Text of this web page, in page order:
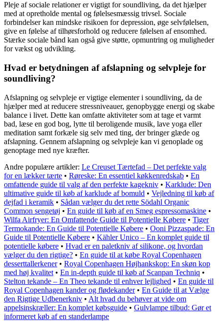
Pleje af sociale relationer er vigtigt for soundliving, da det hjælper
med at opretholde mental og følelsesmæssig trivsel. Sociale
forbindelser kan mindske risikoen for depression, øge selvfølelsen,
give en følelse af tilhørsforhold og reducere følelsen af ensomhed.
Stærke sociale bånd kan også give støtte, opmuntring og muligheder
for vækst og udvikling.
Hvad er betydningen af ​​afslapning og selvpleje for
soundliving?
Afslapning og selvpleje er vigtige elementer i soundliving, da de
hjælper med at reducere stressniveauer, genopbygge energi og skabe
balance i livet. Dette kan omfatte aktiviteter som at tage et varmt
bad, læse en god bog, lytte til beroligende musik, lave yoga eller
meditation samt forkæle sig selv med ting, der bringer glæde og
afslapning. Gennem afslapning og selvpleje kan vi genoplade og
genoptage med nye kræfter.
Andre populære artikler: Le Creuset Tærtefad – Det perfekte valg
for en lækker tærte • Røreske: En essentiel køkkenredskab • En
omfattende guide til valg af den perfekte kagekniv • Karklude: Den
ultimative guide til køb af karklude af bomuld • Vejledning til køb af
dejfad i keramik • Sådan vælger du det rette Södahl Organic
Common sengetøj • En guide til køb af en Smeg espressomaskine •
Wilfa Airfryer: En Omfattende Guide til Potentielle Købere • Tiger
Termokande: En Guide til Potentielle Købere • Ooni Pizzaspade: En
Guide til Potentielle Købere • Kähler Unico – En komplet guide til
potentielle købere • Hvad er en paletkniv af silikone, og hvordan
vælger du den rigtige? • En guide til at købe Royal Copenhagen
desserttallerkener• Royal Copenhagen Højhankskop: En skøn kop
med høj kvalitet • En in-depth guide til køb af Scanpan Techniq •
Stelton tekande – En Theo tekande til enhver lejlighed • En guide til
Royal Copenhagen kander og flødekander• En Guide til at Vælge
den Rigtige Udbenerkniv • Alt hvad du behøver at vide om
appelsinskræller: En komplet købsguide • Gulvlampe tilbud: Gør et
informeret køb af en standerlampe